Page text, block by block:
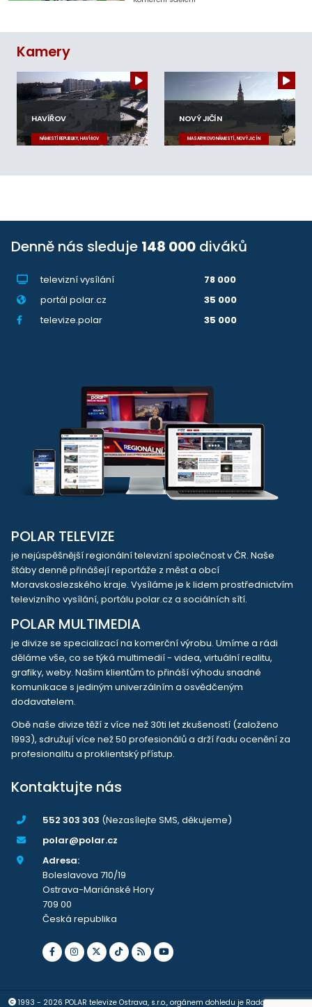
Kamery
HAVÍŘOV
NÁMĚSTÍ REPUBLIKY, HAVÍŘOV
NOVÝ JIČÍN
MASARYKOVO NÁMĚSTÍ, NOVÝ JIČÍN
Denně nás sleduje 148 000 diváků
televizní vysílání
78 000
portál polar.cz
35 000
televize.polar
35 000
POLAR TELEVIZE
je nejúspěšnější regionální televizní společnost v ČR. Naše
štáby denně přinášejí reportáže z měst a obcí
Moravskoslezského kraje. Vysíláme je k lidem prostřednictvím
televizního vysílání, portálu polar.cz a sociálních sítí.
POLAR MULTIMEDIA
je divize se specializací na komerční výrobu. Umíme a rádi
děláme vše, co se týká multimedií - videa, virtuální realitu,
grafiky, weby. Našim klientům to přináší výhodu snadné
komunikace s jediným univerzálním a osvědčeným
dodavatelem.
Obě naše divize těží z více než 30ti let zkušeností (založeno
1993), sdružují více než 50 profesionálů a drží řadu ocenění za
profesionalitu a proklientský přístup.
Kontaktujte nás
552 303 303 (Nezasílejte SMS, děkujeme)
polar@polar.cz
Adresa:
Boleslavova 710/19
Ostrava-Mariánské Hory
709 00
Česká republika
1993 - 2026 POLAR televize Ostrava, s.r.o., orgánem dohledu je Rada pro